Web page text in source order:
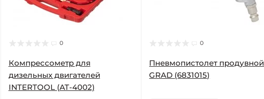
0
Компрессометр для
дизельных двигателей
INTERTOOL (AT-4002)
0
Пневмопистолет продувной
GRAD (6831015)